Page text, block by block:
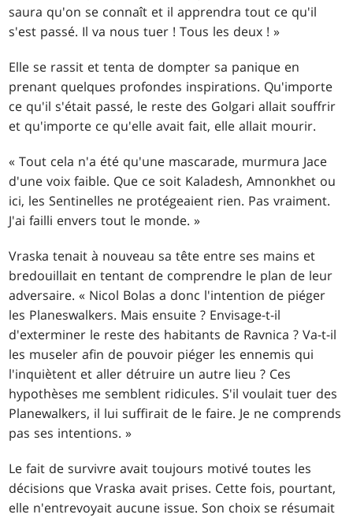
saura qu'on se connaît et il apprendra tout ce qu'il
s'est passé. Il va nous tuer ! Tous les deux ! »
Elle se rassit et tenta de dompter sa panique en
prenant quelques profondes inspirations. Qu'importe
ce qu'il s'était passé, le reste des Golgari allait souffrir
et qu'importe ce qu'elle avait fait, elle allait mourir.
« Tout cela n'a été qu'une mascarade, murmura Jace
d'une voix faible. Que ce soit Kaladesh, Amnonkhet ou
ici, les Sentinelles ne protégeaient rien. Pas vraiment.
J'ai failli envers tout le monde. »
Vraska tenait à nouveau sa tête entre ses mains et
bredouillait en tentant de comprendre le plan de leur
adversaire. « Nicol Bolas a donc l'intention de piéger
les Planeswalkers. Mais ensuite ? Envisage-t-il
d'exterminer le reste des habitants de Ravnica ? Va-t-il
les museler afin de pouvoir piéger les ennemis qui
l'inquiètent et aller détruire un autre lieu ? Ces
hypothèses me semblent ridicules. S'il voulait tuer des
Planewalkers, il lui suffirait de le faire. Je ne comprends
pas ses intentions. »
Le fait de survivre avait toujours motivé toutes les
décisions que Vraska avait prises. Cette fois, pourtant,
elle n'entrevoyait aucune issue. Son choix se résumait